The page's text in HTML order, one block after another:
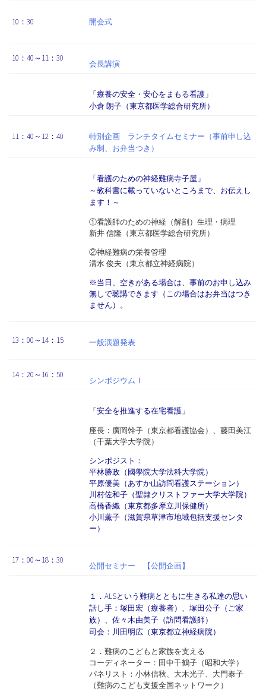
10：30 開会式
10：40～11：30
会長講演
「療養の安全・安心をまもる看護」
小倉 朗子（東京都医学総合研究所）
11：40～12：40
特別企画 ランチタイムセミナー（事前申し込
み制、お弁当つき）
「看護のための神経難病寺子屋」
～教科書に載っていないところまで、お伝えし
ます！～
①看護師のための神経（解剖）生理・病理
新井 信隆（東京都医学総合研究所）
②神経難病の栄養管理
清水 俊夫（東京都立神経病院）
※当日、空きがある場合は、事前のお申し込み
無しで聴講できます（この場合はお弁当はつき
ません）。
13：00～14：15 一般演題発表
14：20～16：50
シンポジウムⅠ
「安全を推進する在宅看護」
座長：廣岡幹子（東京都看護協会）、藤田美江
（千葉大学大学院）
シンポジスト：
平林勝政（國學院大学法科大学院）
平原優美（あすか山訪問看護ステーション）
川村佐和子（聖隷クリストファー大学大学院）
高橋香織（東京都多摩立川保健所）
小川薫子（滋賀県草津市地域包括支援センタ
ー）
17：00～18：30
公開セミナー 【公開企画】
１．ALSという難病とともに生きる私達の思い
話し手：塚田宏（療養者）、塚田公子（ご家
族）、佐々木由美子（訪問看護師）
司会：川田明広（東京都立神経病院）
２．難病のこどもと家族を支える
コーディネーター：田中千鶴子（昭和大学）
パネリスト：小林信秋、大木光子、大門泰子
（難病のこども支援全国ネットワーク）